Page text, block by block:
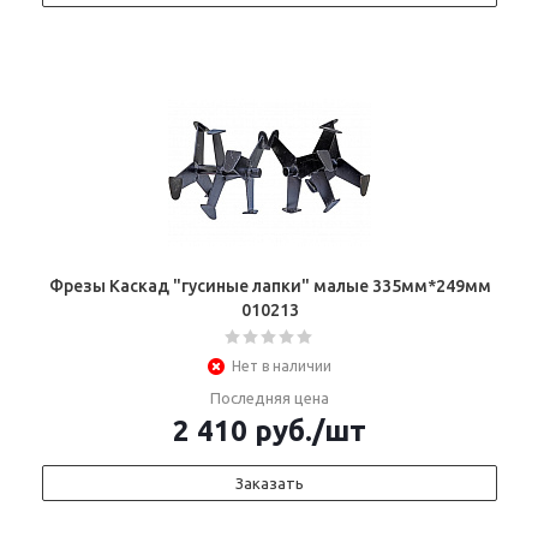
Фрезы Каскад "гусиные лапки" малые 335мм*249мм
010213
Нет в наличии
Последняя цена
2 410 руб./шт
Заказать